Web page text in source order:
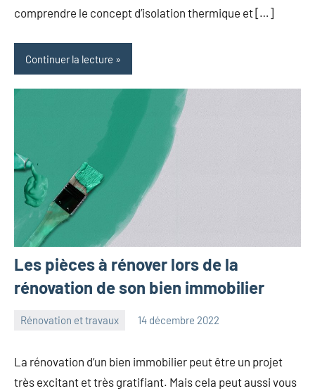
comprendre le concept d’isolation thermique et […]
Continuer la lecture
Les pièces à rénover lors de la
rénovation de son bien immobilier
Rénovation et travaux 14 décembre 2022
La rénovation d’un bien immobilier peut être un projet
très excitant et très gratifiant. Mais cela peut aussi vous